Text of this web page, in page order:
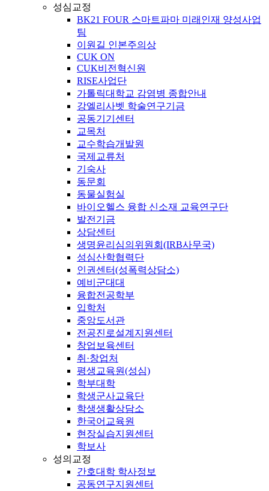
성심교정
BK21 FOUR 스마트파마 미래인재 양성사업
팀
이원길 인본주의상
CUK ON
CUK비전혁신원
RISE사업단
가톨릭대학교 감염병 종합안내
강엘리사벳 학술연구기금
공동기기센터
교목처
교수학습개발원
국제교류처
기숙사
동문회
동물실험실
바이오헬스 융합 신소재 교육연구단
발전기금
상담센터
생명윤리심의위원회(IRB사무국)
성심산학협력단
인권센터(성폭력상담소)
예비군대대
융합전공학부
입학처
중앙도서관
전공진로설계지원센터
창업보육센터
취·창업처
평생교육원(성심)
학부대학
학생군사교육단
학생생활상담소
한국어교육원
현장실습지원센터
학보사
성의교정
간호대학 학사정보
공동연구지원센터